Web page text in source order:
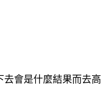
會是什麼結果而去高